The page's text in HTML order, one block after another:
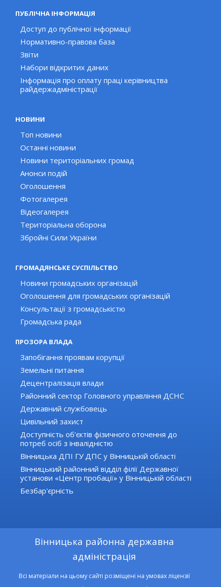
ПУБЛІЧНА ІНФОРМАЦІЯ
Доступ до публічної інформації
Нормативно-правова база
Звіти
Набори відкритих даних
Інформація про оплату праці керівництва
райдержадміністрації
НОВИНИ
Топ новини
Останні новини
Новини територіальних громад
Анонси подій
Оголошення
Фотогалерея
Відеогалерея
Територіальна оборона
Збройні Сили України
ГРОМАДЯНСЬКЕ СУСПІЛЬСТВО
Новини громадських організацій
Оголошення для громадських організацій
Консультації з громадськістю
Громадська рада
ПРОЗОРА ВЛАДА
Запобігання проявам корупції
Земельні питання
Децентралізація влади
Районний сектор Головного управління ДСНС
Державний службовець
Цивільний захист
Доступність об'єктів фізичного оточення до
потреб осіб з інвалідністю
Вінницька ДПІ ГУ ДПС у Вінницькій області
Вінницький районний відділ філії Державної
установи «Центр пробації» у Вінницькій області
Безбар'єрність
Вінницька районна державна
адміністрація
Всі матеріали на цьому сайті розміщені на умовах ліцензії